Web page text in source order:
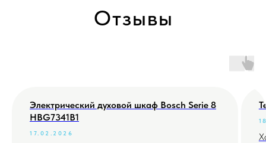
Отзывы
Электрический духовой шкаф Bosch Serie 8
HBG7341B1
17.02.2026